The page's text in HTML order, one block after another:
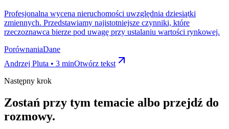
Profesjonalna wycena nieruchomości uwzględnia dziesiątki
zmiennych. Przedstawiamy najistotniejsze czynniki, które
rzeczoznawca bierze pod uwagę przy ustalaniu wartości rynkowej.
PorównaniaDane
Andrzej Pluta • 3 minOtwórz tekst
Następny krok
Zostań przy tym temacie albo przejdź do
rozmowy.